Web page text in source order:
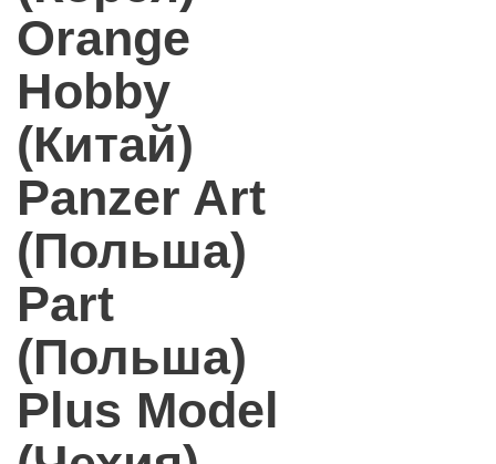
Orange
Hobby
(Китай)
Panzer Art
(Польша)
Part
(Польша)
Plus Model